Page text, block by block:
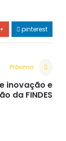
pinterest
Próximo
inovação e
da FINDES